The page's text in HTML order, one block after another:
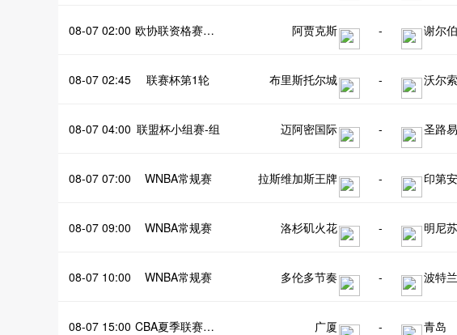
08-07 02:00 欧协联资格赛3首回合 阿贾克斯 - 谢尔
08-07 02:45 联赛杯第1轮 布里斯托尔城 - 沃尔
08-07 04:00 联盟杯小组赛-组 迈阿密国际 - 圣路
08-07 07:00 WNBA常规赛 拉斯维加斯王牌 - 印第
08-07 09:00 WNBA常规赛 洛杉矶火花 - 明尼
08-07 10:00 WNBA常规赛 多伦多节奏 - 波特
08-07 15:00 CBA夏季联赛启东站 广厦 - 青岛